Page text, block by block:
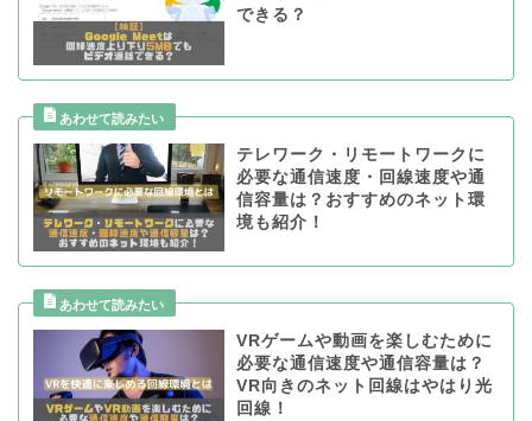
できる？
テレワーク・リモートワークに
必要な通信速度・回線速度や通
信容量は？おすすめのネット環
境も紹介！
VRゲームや動画を楽しむために
必要な通信速度や通信容量は？
VR向きのネット回線はやはり光
回線！